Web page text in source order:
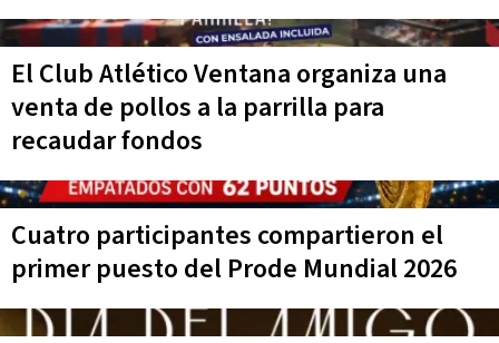
El Club Atlético Ventana organiza una
venta de pollos a la parrilla para
recaudar fondos
Cuatro participantes compartieron el
primer puesto del Prode Mundial 2026